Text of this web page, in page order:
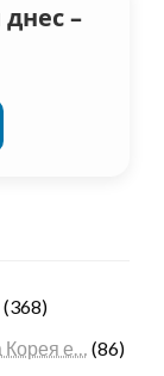
–
(368)
Корея е… (86)